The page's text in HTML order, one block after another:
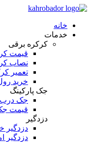
خانه
خدمات
کرکره برقی
قیمت
نصاب
تعمیر
خرید
جک پارکینگ
جک درب
قیمت
دزدگیر
دزدگیر
دزدگیر